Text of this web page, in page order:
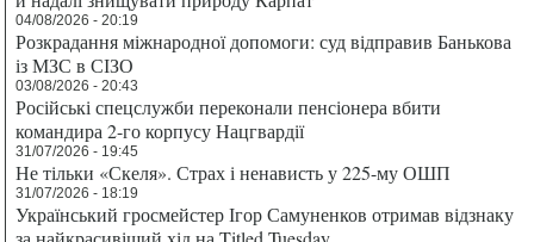
04/08/2026 - 20:19
Розкрадання міжнародної допомоги: суд відправив Банькова
із МЗС в СІЗО
03/08/2026 - 20:43
Російські спецслужби переконали пенсіонера вбити
командира 2-го корпусу Нацгвардії
31/07/2026 - 19:45
Не тільки «Скеля». Страх і ненависть у 225-му ОШП
31/07/2026 - 18:19
Український гросмейстер Ігор Самуненков отримав відзнаку